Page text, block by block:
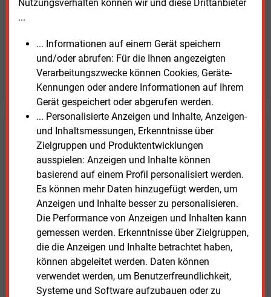
Nutzungsverhalten können wir und diese Drittanbieter
...
... Informationen auf einem Gerät speichern
und/oder abrufen: Für die Ihnen angezeigten
Verarbeitungszwecke können Cookies, Geräte-
Kennungen oder andere Informationen auf Ihrem
Gerät gespeichert oder abgerufen werden.
... Personalisierte Anzeigen und Inhalte, Anzeigen-
und Inhaltsmessungen, Erkenntnisse über
Zielgruppen und Produktentwicklungen
ausspielen: Anzeigen und Inhalte können
basierend auf einem Profil personalisiert werden.
Es können mehr Daten hinzugefügt werden, um
Anzeigen und Inhalte besser zu personalisieren.
Die Performance von Anzeigen und Inhalten kann
gemessen werden. Erkenntnisse über Zielgruppen,
die die Anzeigen und Inhalte betrachtet haben,
können abgeleitet werden. Daten können
verwendet werden, um Benutzerfreundlichkeit,
Systeme und Software aufzubauen oder zu
JETZT ARTIKEL KAUFEN
Testen SieE&M
kostenlos und
unverbindlich
Zwei Wochen kostenfreier Zugang
Zugang auf stündlich aktualisierte Nachrichten mit
Prognose- und Marktdaten
+ einmal täglich E&M daily
+ zwei Ausgaben der Zeitung E&M
ohne automatische Verlängerung
JETZT KOSTENLOS TESTEN